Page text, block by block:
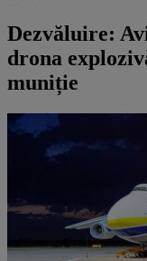
Dezvăluire:
drona
muniție